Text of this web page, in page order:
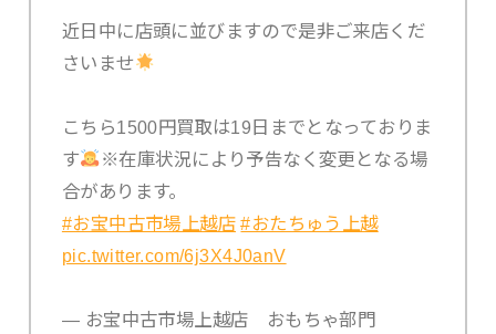
近日中に店頭に並びますので是非ご来店くだ
さいませ
こちら1500円買取は19日までとなっておりま
す
※在庫状況により予告なく変更となる場
合があります。
#お宝中古市場上越店 #おたちゅう上越
pic.twitter.com/6j3X4J0anV
— お宝中古市場上越店 おもちゃ部門